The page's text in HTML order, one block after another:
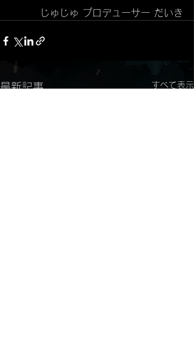
じゅじゅ プロデューサー だいき
最新記事 すべて表示